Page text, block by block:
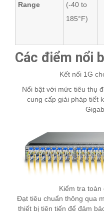
Range
(-40 to
185°F)
Các điểm nổi
Kết nối 1G
Nổi bật với mức tiêu thụ
cung cấp giải pháp tiết
Kiểm tra toàn
Đạt tiêu chuẩn thông qua
thiết bị tiên tiến để đảm